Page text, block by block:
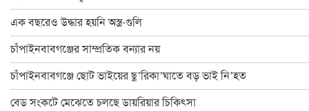
চাঁপাইনবাবগঞ্জে বানভাসি পরিবারের মাঝে ত্রাণ বিতরণ
২৪ ঘণ্টায় চাঁপাইনবাবগঞ্জে পদ্মার পানি কমেছে ২৫ সেন্টিমিটার
ঐতিহ্যের সাক্ষী ৫০০ বছরের পুরাতন সোনামসজিদ
চাঁপাইনবাবগঞ্জে অ্যাডভোকেসি প্লাটফরমের মানববন্ধন
এক বছরেও উদ্ধার হয়নি অস্ত্র-গুলি
চাঁপাইনবাবগঞ্জের সাম্প্রতিক বন্যার নয়
চাঁপাইনবাবগঞ্জে ছোট ভাইয়ের ছু’রিকা’ঘাতে বড় ভাই নি’হত
বেড সংকটে মেঝেতে চলছে ডায়রিয়ার চিকিৎসা